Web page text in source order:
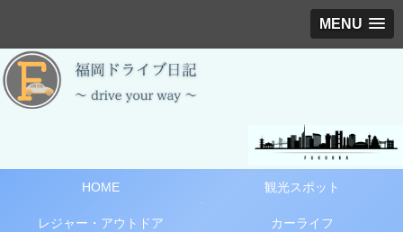
MENU
HOME 観光スポット
レジャー・アウトドア カーライフ